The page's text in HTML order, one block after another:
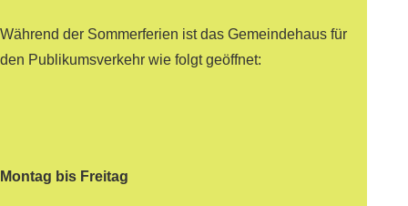
Während der Sommerferien ist das Gemeindehaus für
den Publikumsverkehr wie folgt geöffnet:
Montag bis Freitag